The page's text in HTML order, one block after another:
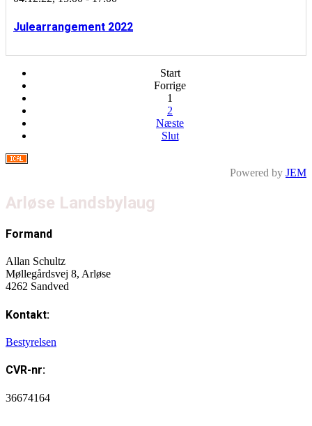
Julearrangement 2022
Start
Forrige
1
2
Næste
Slut
Powered by JEM
Arløse Landsbylaug
Formand
Allan Schultz
Møllegårdsvej 8, Arløse
4262 Sandved
Kontakt:
Bestyrelsen
CVR-nr:
36674164